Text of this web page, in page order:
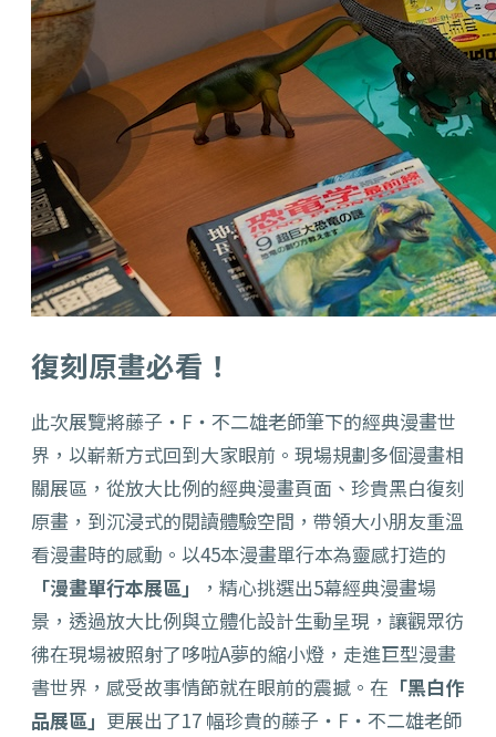
復刻原畫必看！
此次展覽將藤子・ F ・不二雄老師筆下的經典漫畫世
界， 以嶄新方式回到大家眼前。現場規劃多個漫畫相
關展區， 從放大比例的經典漫畫頁面、珍貴黑白復刻
原畫， 到沉浸式的閱讀體驗空間，帶領大小朋友重溫
看漫畫時的感動。以45本漫畫單行本為靈感打造的
「漫畫單行本展區」
，精心挑選出5幕經典漫畫場
景，透過放大比例與立體化設計生動呈現， 讓觀眾彷
彿在現場被照射了哆啦A夢的縮小燈， 走進巨型漫畫
書世界，感受故事情節就在眼前的震撼。在 「黑白作
品展區」 更展出了17 幅珍貴的藤子・ F ・不二雄老師